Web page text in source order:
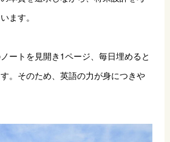
ます。
ートを見開き1ページ、毎日埋めると
。そのため、英語の力が身につきや